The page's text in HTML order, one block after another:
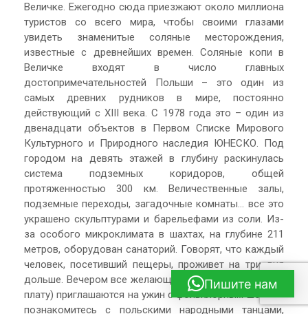
Величке. Ежегодно сюда приезжают около миллиона
туристов со всего мира, чтобы своими глазами
увидеть знаменитые соляные месторождения,
известные с древнейших времен. Соляные копи в
Величке входят в число главных
достопримечательностей Польши – это один из
самых древних рудников в мире, постоянно
действующий с XIII века. С 1978 года это – один из
двенадцати объектов в Первом Списке Мирового
Культурного и Природного наследия ЮНЕСКО. Под
городом на девять этажей в глубину раскинулась
система подземных коридоров, общей
протяженностью 300 км. Величественные залы,
подземные переходы, загадочные комнаты… все это
украшено скульптурами и барельефами из соли. Из-
за особого микроклимата в шахтах, на глубине 211
метров, оборудован санаторий. Говорят, что каждый
человек, посетивший пещеры, проживет на три дня
дольше. Вечером все желающие (за дополнительную
плату) приглашаются на ужин с фольклорным шоу. Вы
познакомитесь с польскими народными танцами,
Пишите нам